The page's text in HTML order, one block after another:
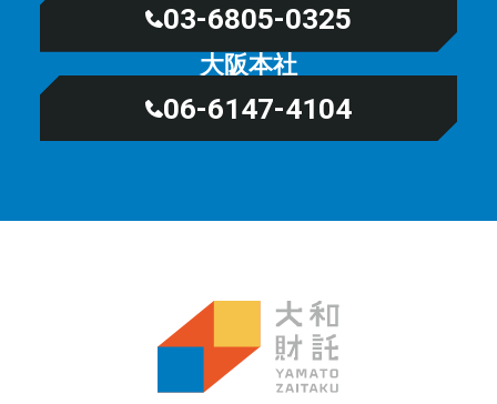
03-6805-0325
大阪本社
06-6147-4104